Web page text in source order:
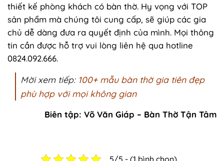
thiết kế phòng khách có bàn thờ. Hy vọng với TOP
sản phẩm mà chúng tôi cung cấp, sẽ giúp các gia
chủ dễ dàng đưa ra quyết định của mình. Mọi thông
tin cần được hỗ trợ vui lòng liên hệ qua hotline
0824.092.666.
Mời xem tiếp: 100+ mẫu bàn thờ gia tiên đẹp
phù hợp với mọi không gian
Biên tập: Võ Văn Giáp – Bàn Thờ Tận Tâm
5/5 - (1 bình chọn)